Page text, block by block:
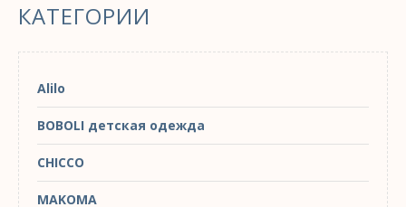
КАТЕГОРИИ
Alilo
BOBOLI детская одежда
CHICCO
MAKOMA